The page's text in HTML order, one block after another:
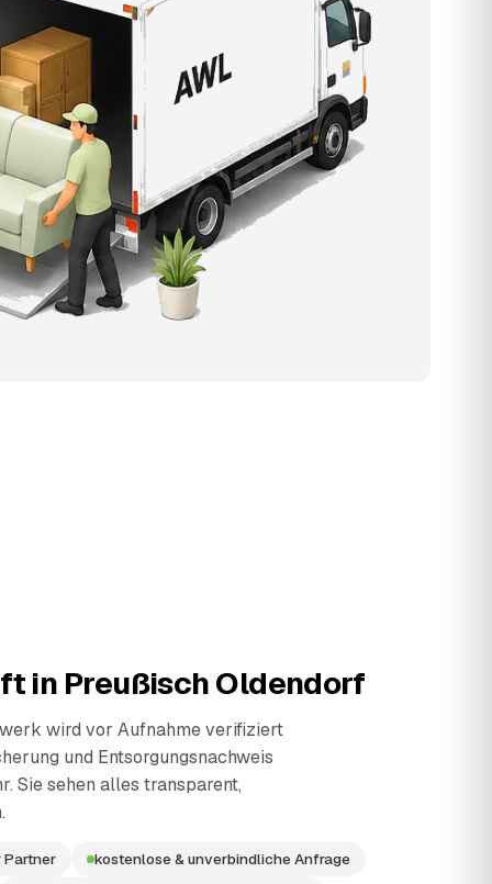
in Preußisch Oldendorf
wird vor Aufnahme verifiziert
und Entsorgungsnachweis
Sie sehen alles transparent,
Partner kostenlose & unverbindliche Anfrage